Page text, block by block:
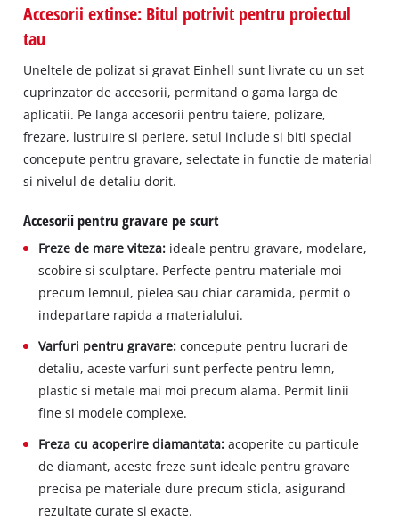
Accesorii extinse: Bitul potrivit pentru proiectul
tau
Uneltele de polizat si gravat Einhell sunt livrate cu un set
cuprinzator de accesorii, permitand o gama larga de
aplicatii. Pe langa accesorii pentru taiere, polizare,
frezare, lustruire si periere, setul include si biti special
concepute pentru gravare, selectate in functie de material
si nivelul de detaliu dorit.
Accesorii pentru gravare pe scurt
Freze de mare viteza: ideale pentru gravare, modelare,
scobire si sculptare. Perfecte pentru materiale moi
precum lemnul, pielea sau chiar caramida, permit o
indepartare rapida a materialului.
Varfuri pentru gravare:concepute pentru lucrari de
detaliu, aceste varfuri sunt perfecte pentru lemn,
plastic si metale mai moi precum alama. Permit linii
fine si modele complexe.
Freza cu acoperire diamantata:acoperite cu particule
de diamant, aceste freze sunt ideale pentru gravare
precisa pe materiale dure precum sticla, asigurand
rezultate curate si exacte.